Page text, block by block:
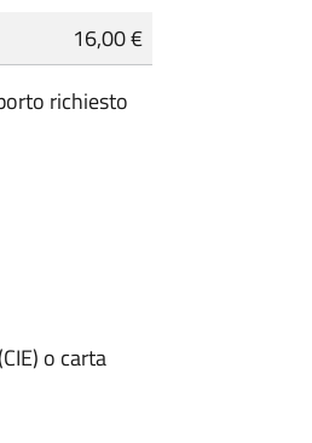
16,00 €
richiesto
o carta